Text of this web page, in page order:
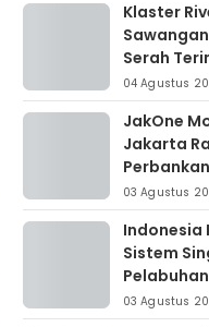
Klaster
Serah
04 Agustus
JakOne
Jakarta
03 Agustus
Indonesia
Sistem
03 Agustus